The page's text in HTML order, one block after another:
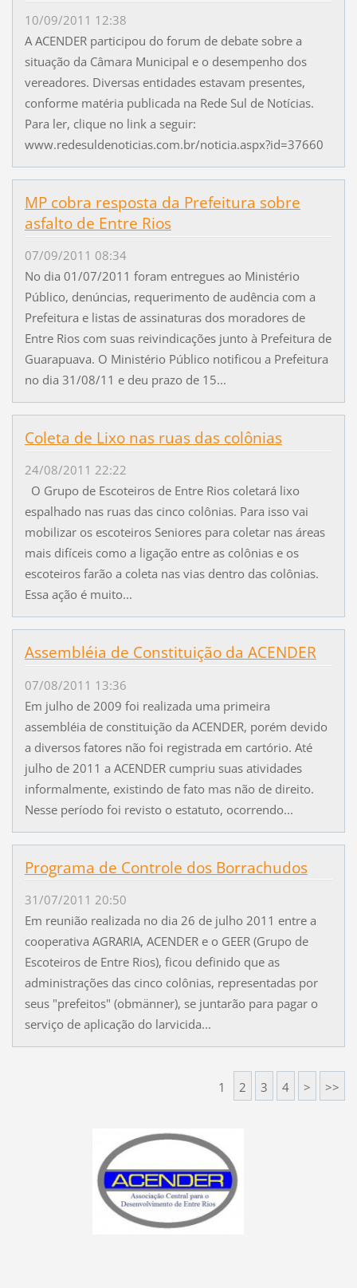
10/09/2011 12:38
A ACENDER participou do forum de debate sobre a
situação da Câmara Municipal e o desempenho dos
vereadores. Diversas entidades estavam presentes,
conforme matéria publicada na Rede Sul de Notícias.
Para ler, clique no link a seguir:
www.redesuldenoticias.com.br/noticia.aspx?id=37660
MP cobra resposta da Prefeitura sobre
asfalto de Entre Rios
07/09/2011 08:34
No dia 01/07/2011 foram entregues ao Ministério
Público, denúncias, requerimento de audência com a
Prefeitura e listas de assinaturas dos moradores de
Entre Rios com suas reivindicações junto à Prefeitura de
Guarapuava. O Ministério Público notificou a Prefeitura
no dia 31/08/11 e deu prazo de 15...
Coleta de Lixo nas ruas das colônias
24/08/2011 22:22
O Grupo de Escoteiros de Entre Rios coletará lixo
espalhado nas ruas das cinco colônias. Para isso vai
mobilizar os escoteiros Seniores para coletar nas áreas
mais difíceis como a ligação entre as colônias e os
escoteiros farão a coleta nas vias dentro das colônias.
Essa ação é muito...
Assembléia de Constituição da ACENDER
07/08/2011 13:36
Em julho de 2009 foi realizada uma primeira
assembléia de constituição da ACENDER, porém devido
a diversos fatores não foi registrada em cartório. Até
julho de 2011 a ACENDER cumpriu suas atividades
informalmente, existindo de fato mas não de direito.
Nesse período foi revisto o estatuto, ocorrendo...
Programa de Controle dos Borrachudos
31/07/2011 20:50
Em reunião realizada no dia 26 de julho 2011 entre a
cooperativa AGRARIA, ACENDER e o GEER (Grupo de
Escoteiros de Entre Rios), ficou definido que as
administrações das cinco colônias, representadas por
seus "prefeitos" (obmänner), se juntarão para pagar o
serviço de aplicação do larvicida...
1 2 3 4 > >>